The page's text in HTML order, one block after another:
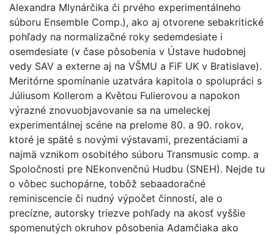
Alexandra Mlynárčika či prvého experimentálneho
súboru Ensemble Comp.), ako aj otvorene sebakritické
pohľady na normalizačné roky sedemdesiate i
osemdesiate (v čase pôsobenia v Ústave hudobnej
vedy SAV a externe aj na VŠMU a FiF UK v Bratislave).
Meritórne spomínanie uzatvára kapitola o spolupráci s
Júliusom Kollerom a Květou Fulierovou a napokon
výrazné znovuobjavovanie sa na umeleckej
experimentálnej scéne na prelome 80. a 90. rokov,
ktoré je späté s novými výstavami, prezentáciami a
najmä vznikom osobitého súboru Transmusic comp. a
Spoločnosti pre NEkonvenčnú Hudbu (SNEH). Nejde tu
o vôbec suchopárne, tobôž sebaadoračné
reminiscencie či nudný výpočet činností, ale o
precízne, autorsky triezve pohľady na akosť vyššie
spomenutých okruhov pôsobenia Adamčiaka ako